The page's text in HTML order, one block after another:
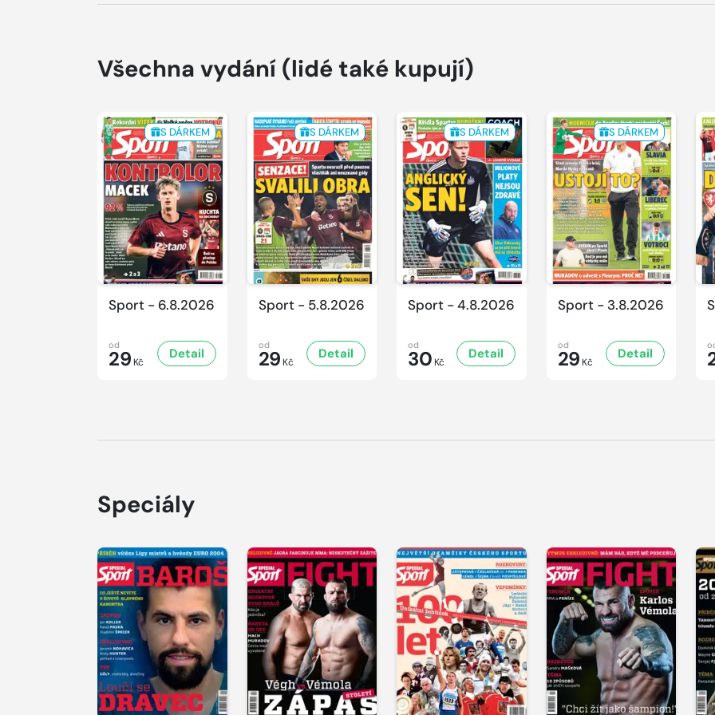
Všechna vydání (lidé také kupují)
S DÁRKEM
Sport - 6.8.2026
od
29 Kč
Detail
S DÁRKEM
Sport - 5.8.2026
od
29 Kč
Detail
S DÁRKEM
Sport - 4.8.2026
od
30 Kč
Detail
S DÁRKEM
Sport - 3.8.2026
od
29 Kč
Detail
Speciály